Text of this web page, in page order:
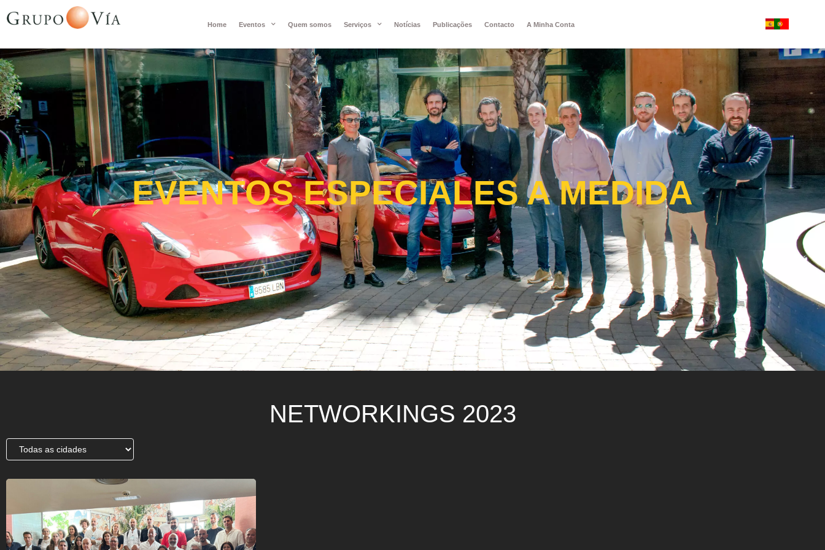
Home Eventos Quem somos Serviços Notícias Publicações Contacto A Minha Conta
EVENTOS ESPECIALES A MEDIDA
NETWORKINGS 2023